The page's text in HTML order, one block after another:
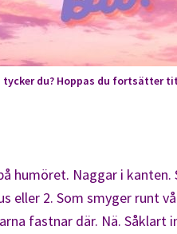
tycker du? Hoppas du fortsätter
humöret. Naggar i
eller 2. Som smyger runt
fastnar där. Nä. Såklart